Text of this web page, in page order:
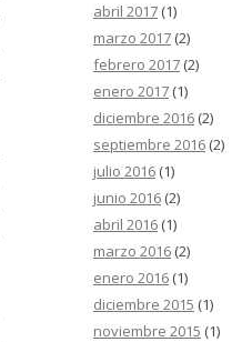
abril 2017 (1)
marzo 2017 (2)
febrero 2017 (2)
enero 2017 (1)
diciembre 2016 (2)
septiembre 2016 (2)
julio 2016 (1)
junio 2016 (2)
abril 2016 (1)
marzo 2016 (2)
enero 2016 (1)
diciembre 2015 (1)
noviembre 2015 (1)